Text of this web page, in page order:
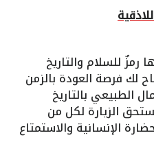
رمزٌ للسلام والتاريخ
لك فرصة العودة بالزمن
الطبيعي بالتاريخ
الزيارة لكل من
الإنسانية والاستمتاع